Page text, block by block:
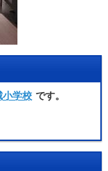
小学校 です。